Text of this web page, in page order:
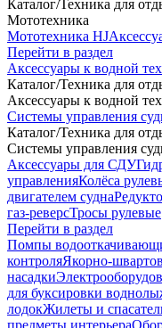
Каталог/Техника для
Мототехника
Мототехника HJ
Перейти в раздел
Аксессуары к водной
Каталог/Техника для
Аксессуары к водной
Системы управления
Каталог/Техника для
Системы управления
Аксессуары для СДУ
управленияКолёса
двигателем судна
газ-реверсТросы рулевые
Перейти в раздел
Помпы
контроляЯкорно-
насадки
для буксировки
лодокЖилеты и
предметы интерьера